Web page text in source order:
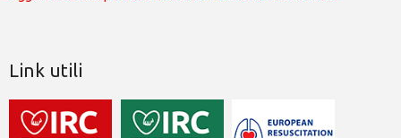
Link utili